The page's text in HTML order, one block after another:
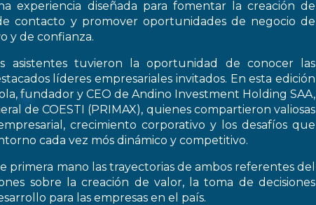
experiencia diseñada para fomentar la creación de
contacto y promover oportunidades de negocio de
y de confianza.
asistentes tuvieron la oportunidad de conocer las
líderes empresariales invitados. En esta edición
fundador y CEO de Andino Investment Holding SAA,
de COESTI (PRIMAX), quienes compartieron valiosas
crecimiento corporativo y los desafíos que
cada vez mós dinámico y competitivo.
primera mano las trayectorias de ambos referentes del
sobre la creación de valor, la toma de decisiones
para las empresas en el país.